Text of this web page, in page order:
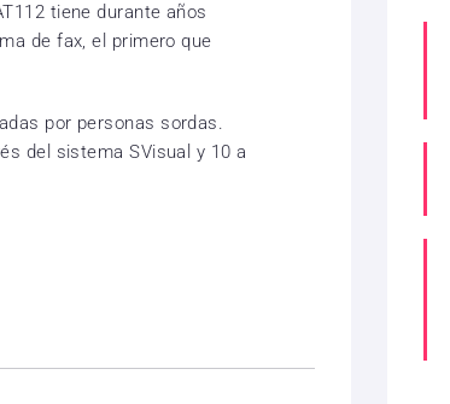
tiene durante años
de fax, el primero que
por personas sordas.
del sistema SVisual y 10 a